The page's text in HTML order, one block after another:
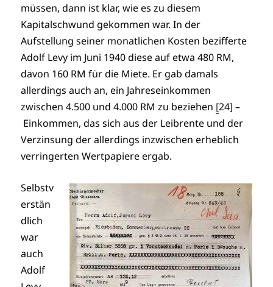
müssen, dann ist klar, wie es zu diesem
Kapitalschwund gekommen war. In der
Aufstellung seiner monatlichen Kosten bezifferte
Adolf Levy im Juni 1940 diese auf etwa 480 RM,
davon 160 RM für die Miete. Er gab damals
allerdings auch an, ein Jahreseinkommen
zwischen 4.500 und 4.000 RM zu beziehen [24] –
Einkommen, das sich aus der Leibrente und der
Verzinsung der allerdings inzwischen erheblich
verringerten Wertpapiere ergab.
Selbstv
erstän
dlich
war
auch
Adolf